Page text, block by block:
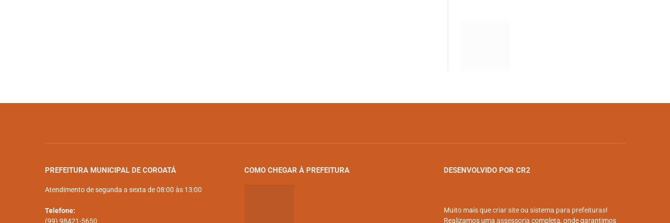
PREFEITURA MUNICIPAL DE COROATÁ
Atendimento de segunda a sexta de 08:00 às 13:00
Telefone:
(99) 98421-5650
COMO CHEGAR À PREFEITURA DESENVOLVIDO POR CR2
Muito mais quecriar siteou sistema para prefeituras!
Realizamos uma assessoria completa, onde garantimos